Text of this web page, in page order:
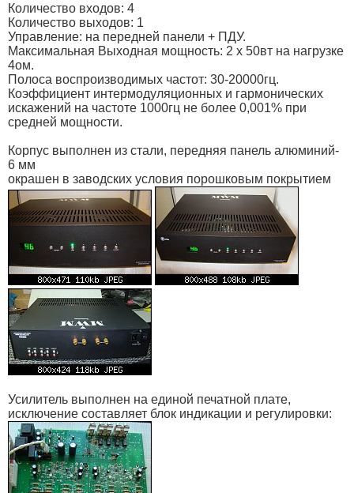
Количество входов: 4
Количество выходов: 1
Управление: на передней панели + ПДУ.
Максимальная Выходная мощность: 2 х 50вт на нагрузке
4ом.
Полоса воспроизводимых частот: 30-20000гц.
Коэффициент интермодуляционных и гармонических
искажений на частоте 1000гц не более 0,001% при
средней мощности.
Корпус выполнен из стали, передняя панель алюминий-
6 мм
окрашен в заводских условия порошковым покрытием
Усилитель выполнен на единой печатной плате,
исключение составляет блок индикации и регулировки: